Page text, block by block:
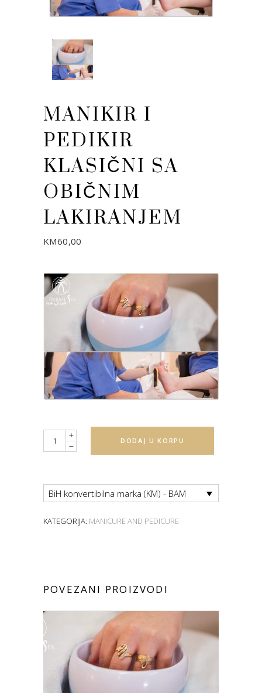
MANIKIR I
PEDIKIR
KLASIČNI SA
OBIČNIM
LAKIRANJEM
KM60,00
Quantity DODAJ U KORPU
BiH konvertibilna marka (KM) - BAM
KATEGORIJA: MANICURE AND PEDICURE
POVEZANI PROIZVODI